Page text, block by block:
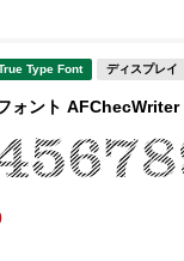
Type Font ディスプレイ
ォント AFChecWriter